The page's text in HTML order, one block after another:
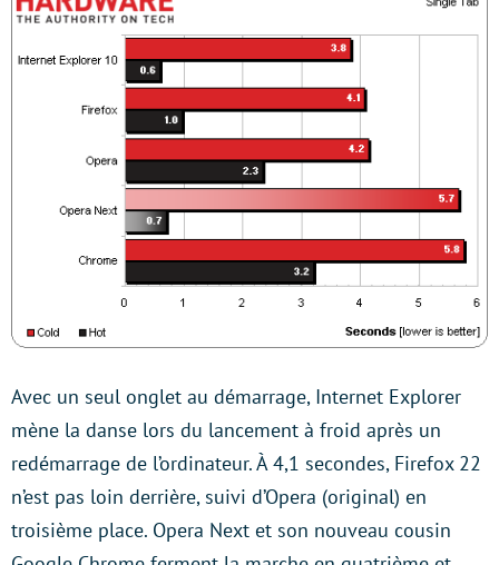
Avec un seul onglet au démarrage, Internet Explorer
mène la danse lors du lancement à froid après un
redémarrage de l’ordinateur. À 4,1 secondes, Firefox 22
n’est pas loin derrière, suivi d’Opera (original) en
troisième place. Opera Next et son nouveau cousin